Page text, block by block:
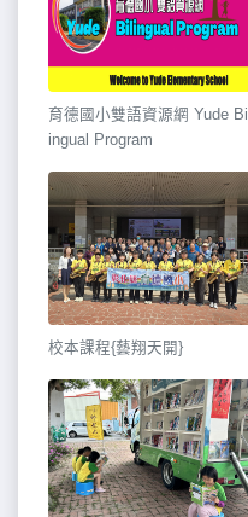
育德國小雙語資源網 Yude Bil
ingual Program
校本課程{藝翔天開}